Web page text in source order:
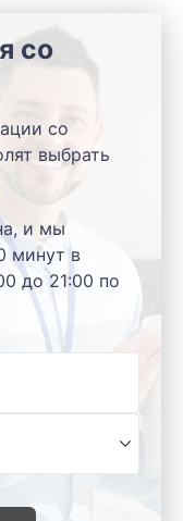
со
со
выбрать
и мы
минут в
до 21:00 по